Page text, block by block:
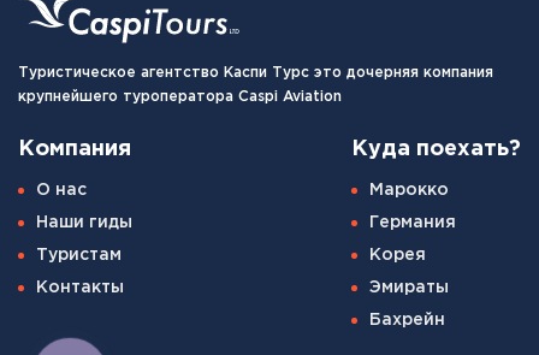
Туристическое агентство Каспи Турс это дочерняя компания
крупнейшего туроператора Caspi Aviation
Компания
О нас
Наши гиды
Туристам
Контакты
Куда поехать?
Марокко
Германия
Корея
Эмираты
Бахрейн